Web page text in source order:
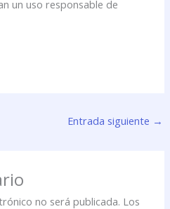
un uso responsable de
Entrada siguiente →
no será publicada. Los